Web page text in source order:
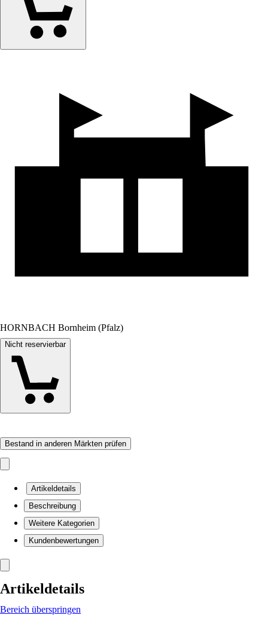
HORNBACH Bornheim (Pfalz)
Nicht reservierbar
Bestand in anderen Märkten prüfen
Artikeldetails
Beschreibung
Weitere Kategorien
Kundenbewertungen
Artikeldetails
Bereich überspringen